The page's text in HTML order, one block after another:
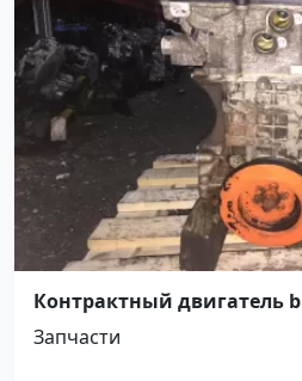
Контрактный двигатель
Краснодар
Запчасти